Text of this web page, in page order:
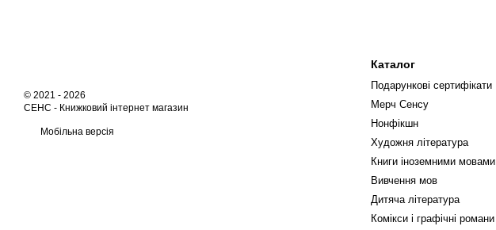
© 2021 - 2026
СЕНС - Книжковий інтернет магазин
Мобільна версія
Каталог
Подарункові сертифікати
Мерч Сенсу
Нонфікшн
Художня література
Книги іноземними мовами
Вивчення мов
Дитяча література
Комікси і графічні романи